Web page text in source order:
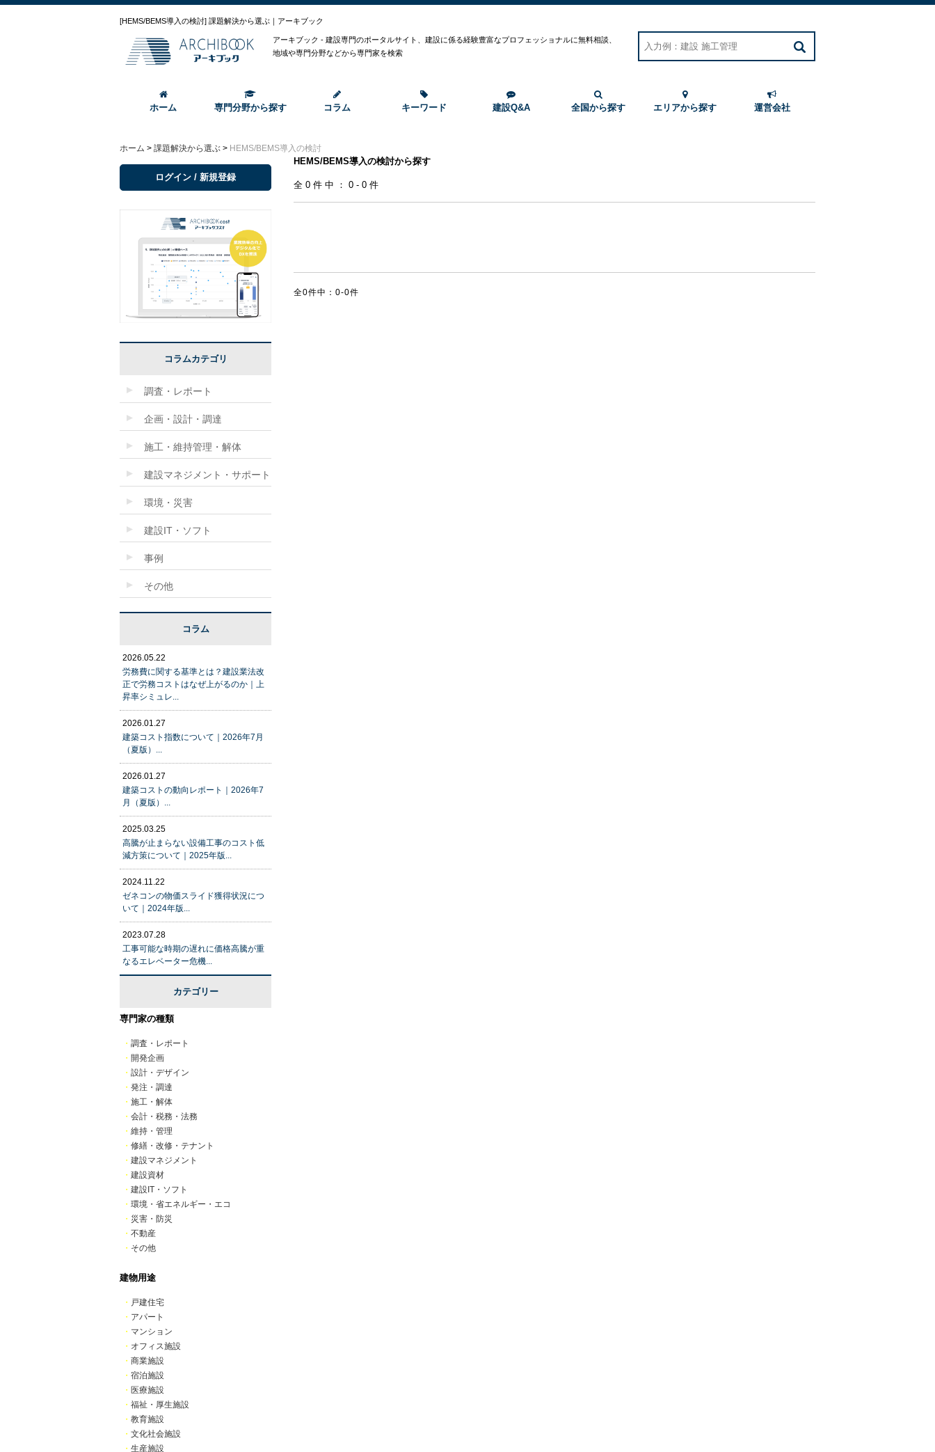
[HEMS/BEMS導入の検討] 課題解決から選ぶ｜アーキブック
アーキブック - 建設専門のポータルサイト、建設に係る経験豊富なプロフェッショナルに無料相談、
地域や専門分野などから専門家を検索
ホーム 専門分野から探す コラム キーワード 建設Q&A 全国から探す エリアから探す 運営会社
ホーム > 課題解決から選ぶ > HEMS/BEMS導入の検討
HEMS/BEMS導入の検討から探す
全0件中：0-0件
全0件中：0-0件
ログイン / 新規登録
コラムカテゴリ
調査・レポート
企画・設計・調達
施工・維持管理・解体
建設マネジメント・サポート
環境・災害
建設IT・ソフト
事例
その他
コラム
2026.05.22
労務費に関する基準とは？建設業法改
正で労務コストはなぜ上がるのか｜上
昇率シミュレ...
2026.01.27
建築コスト指数について｜2026年7月
（夏版）...
2026.01.27
建築コストの動向レポート｜2026年7
月（夏版）...
2025.03.25
高騰が止まらない設備工事のコスト低
減方策について｜2025年版...
2024.11.22
ゼネコンの物価スライド獲得状況につ
いて｜2024年版...
2023.07.28
工事可能な時期の遅れに価格高騰が重
なるエレベーター危機...
カテゴリー
専門家の種類
・ 調査・レポート
・ 開発企画
・ 設計・デザイン
・ 発注・調達
・ 施工・解体
・ 会計・税務・法務
・ 維持・管理
・ 修繕・改修・テナント
・ 建設マネジメント
・ 建設資材
・ 建設IT・ソフト
・ 環境・省エネルギー・エコ
・ 災害・防災
・ 不動産
・ その他
建物用途
・ 戸建住宅
・ アパート
・ マンション
・ オフィス施設
・ 商業施設
・ 宿泊施設
・ 医療施設
・ 福祉・厚生施設
・ 教育施設
・ 文化社会施設
・ 生産施設